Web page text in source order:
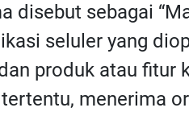
sebagai
seluler yang
produk atau
menerima